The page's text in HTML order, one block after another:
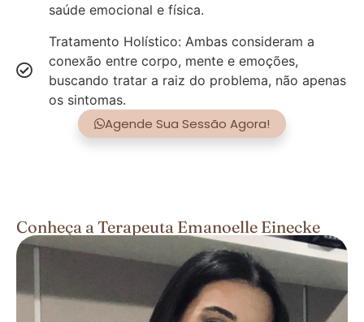
saúde emocional e física.
Tratamento Holístico: Ambas consideram a
conexão entre corpo, mente e emoções,
buscando tratar a raiz do problema, não apenas
os sintomas.
Agende Sua Sessão Agora!
Conheça a Terapeuta Emanoelle Einecke